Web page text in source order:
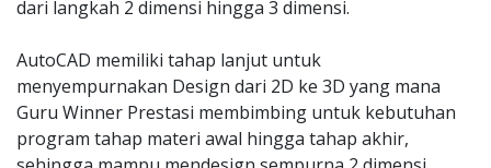
dari langkah 2 dimensi hingga 3 dimensi.
AutoCAD memiliki tahap lanjut untuk
menyempurnakan Design dari 2D ke 3D yang mana
Guru Winner Prestasi membimbing untuk kebutuhan
program tahap materi awal hingga tahap akhir,